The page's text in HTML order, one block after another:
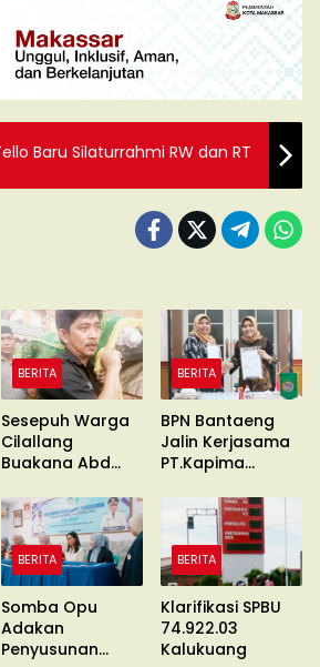
Plt. Lurah Tello Baru Silaturrahmi RW dan RT
BERITA
Sesepuh Warga
Cilallang
Buakana Abd
Wafat
BERITA
BPN Bantaeng
Jalin Kerjasama
PT.Kapima
BERITA
Somba Opu
Adakan
Penyusunan
BERITA
Klarifikasi SPBU
74.922.03
Kalukuang